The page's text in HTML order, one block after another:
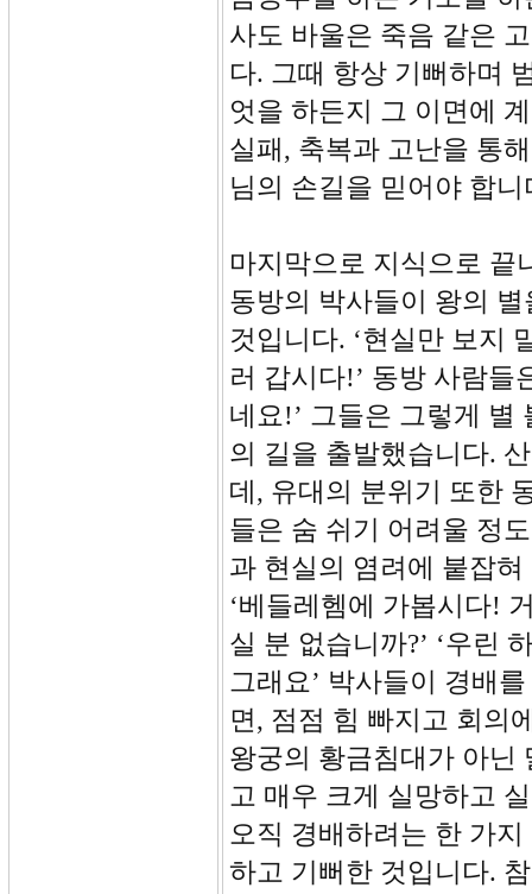
사도 바울은 죽음 같은
다. 그때 항상 기뻐하며
엇을 하든지 그 이면에
실패, 축복과 고난을 통
님의 손길을 믿어야 합니
마지막으로 지식으로 끝
동방의 박사들이 왕의
것입니다. ‘현실만 보지
러 갑시다!’ 동방 사람들
네요!’ 그들은 그렇게 별
의 길을 출발했습니다.
데, 유대의 분위기 또한
들은 숨 쉬기 어려울 정
과 현실의 염려에 붙잡
‘베들레헴에 가봅시다!
실 분 없습니까?’ ‘우린
그래요’ 박사들이 경배
면, 점점 힘 빠지고 회의
왕궁의 황금침대가 아닌
고 매우 크게 실망하고
오직 경배하려는 한 가
하고 기뻐한 것입니다.